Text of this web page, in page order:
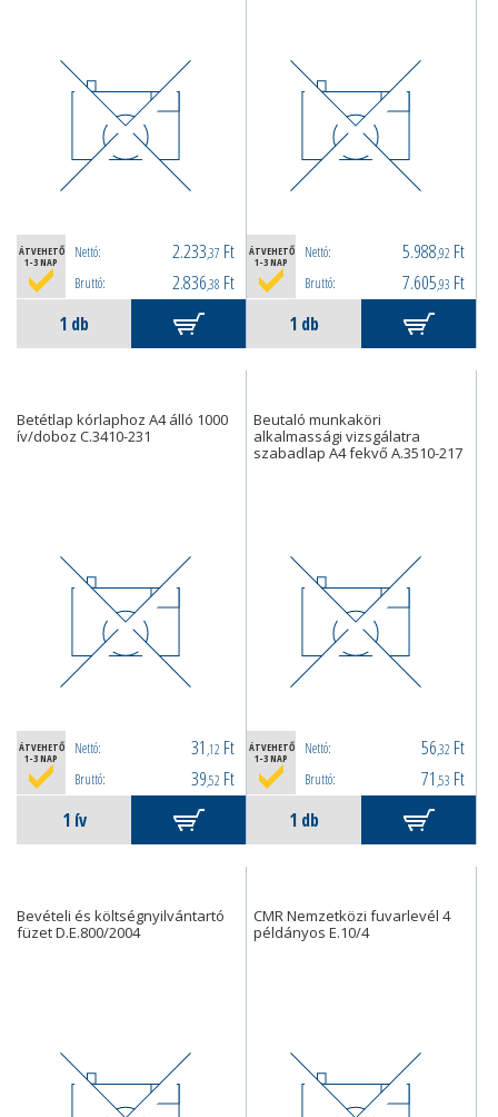
ÁTVEHETŐ
1-3 NAP
Nettó: 2.233,37 Ft
Bruttó: 2.836,38 Ft
ÁTVEHETŐ
1-3 NAP
Nettó: 5.988,92 Ft
Bruttó: 7.605,93 Ft
Betétlap kórlaphoz A4 álló 1000
ív/doboz C.3410-231
ÁTVEHETŐ
1-3 NAP
Nettó: 31 ,12 Ft
Bruttó: 39,52 Ft
Beutaló munkaköri
alkalmassági vizsgálatra
szabadlap A4 fekvő A.3510-217
ÁTVEHETŐ
1-3 NAP
Nettó: 56,32 Ft
Bruttó: 71 ,53 Ft
Bevételi és költségnyilvántartó
füzet D.E.800/2004
CMR Nemzetközi fuvarlevél 4
példányos E.10/4